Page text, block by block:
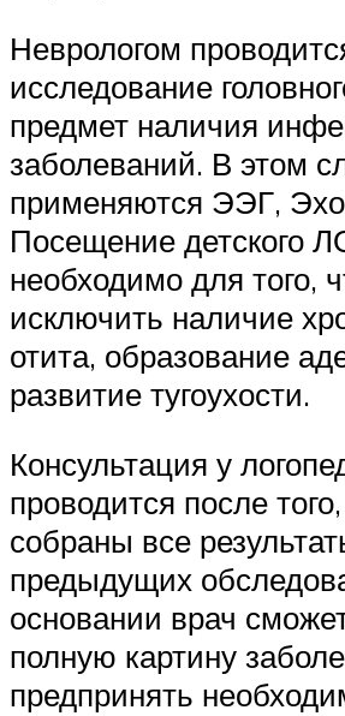
Неврологом
исследование
предмет наличия
заболеваний. В этом
применяются ЭЭГ,
Посещение детского
необходимо для того,
исключить наличие
отита, образование
развитие тугоухости.
Консультация у
проводится после
собраны все
предыдущих
основании врач
полную картину
предпринять